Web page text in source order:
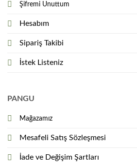
Şifremi Unuttum
Hesabım
Sipariş Takibi
İstek Listeniz
PANGU
Mağazamız
Mesafeli Satış Sözleşmesi
İade ve Değişim Şartları